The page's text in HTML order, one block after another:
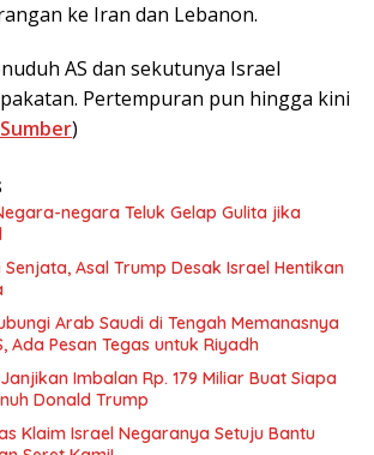
ke Iran dan Lebanon.
AS dan sekutunya Israel
Pertempuran pun hingga kini
Sumber)
negara Teluk Gelap Gulita jika
Senjata, Asal Trump Desak Israel Hentikan
Arab Saudi di Tengah Memanasnya
Ada Pesan Tegas untuk Riyadh
Imbalan Rp. 179 Miliar Buat Siapa
Donald Trump
Klaim Israel Negaranya Setuju Bantu